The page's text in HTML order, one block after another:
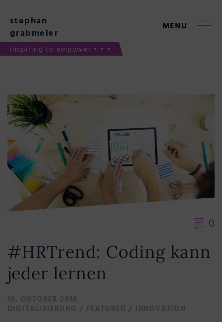
content
stephan
grabmeier
inspiring to empower • • •
MENU
0
#HRTrend: Coding kann
jeder lernen
10. OKTOBER 2018
DIGITALISIERUNG / FEATURED / INNOVATION